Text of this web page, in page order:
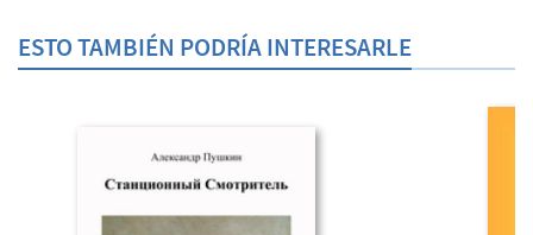
ESTO TAMBIÉN PODRÍA INTERESARLE